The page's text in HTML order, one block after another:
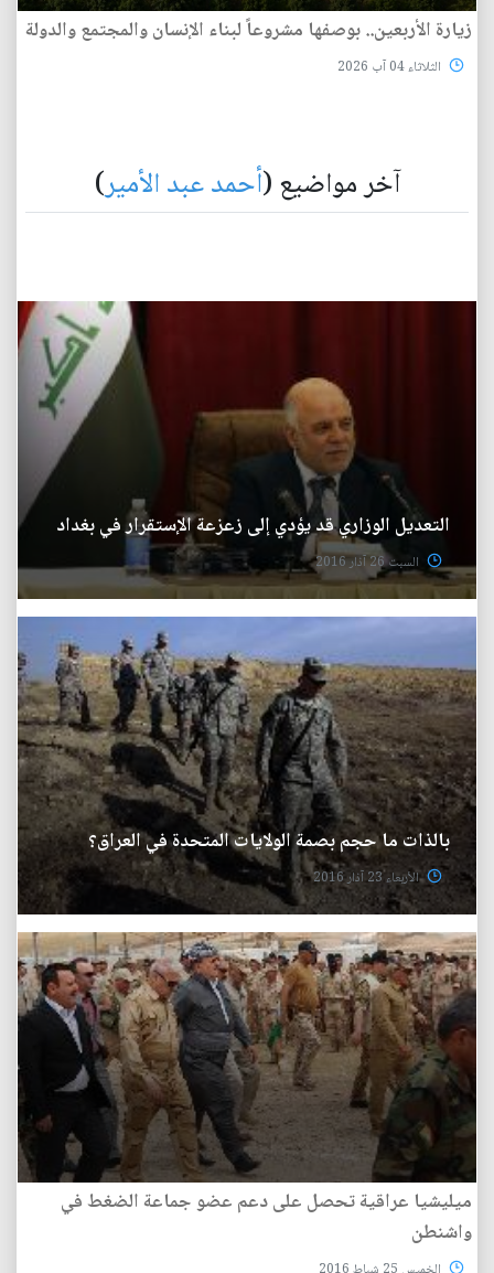
زيارة الأربعين.. بوصفها مشروعاً لبناء الإنسان والمجتمع والدولة
الثلاثاء 04 آب 2026
آخر مواضيع (أحمد عبد الأمير)
التعديل الوزاري قد يؤدي إلى زعزعة الإستقرار في بغداد
السبت 26 آذار 2016
بالذات ما حجم بصمة الولايات المتحدة في العراق؟
الأربعاء 23 آذار 2016
ميليشيا عراقية تحصل على دعم عضو جماعة الضغط في
واشنطن